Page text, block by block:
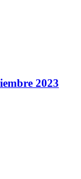
2023